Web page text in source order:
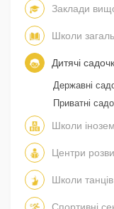
Заклади
Школи
Дитячі
Державні
Приватні
Школи
Центри
Школи танців